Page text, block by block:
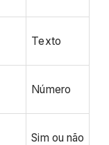
Texto
Número
Sim ou não